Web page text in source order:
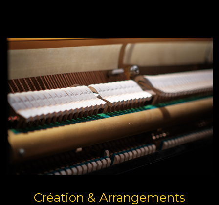
Création & Arrangements